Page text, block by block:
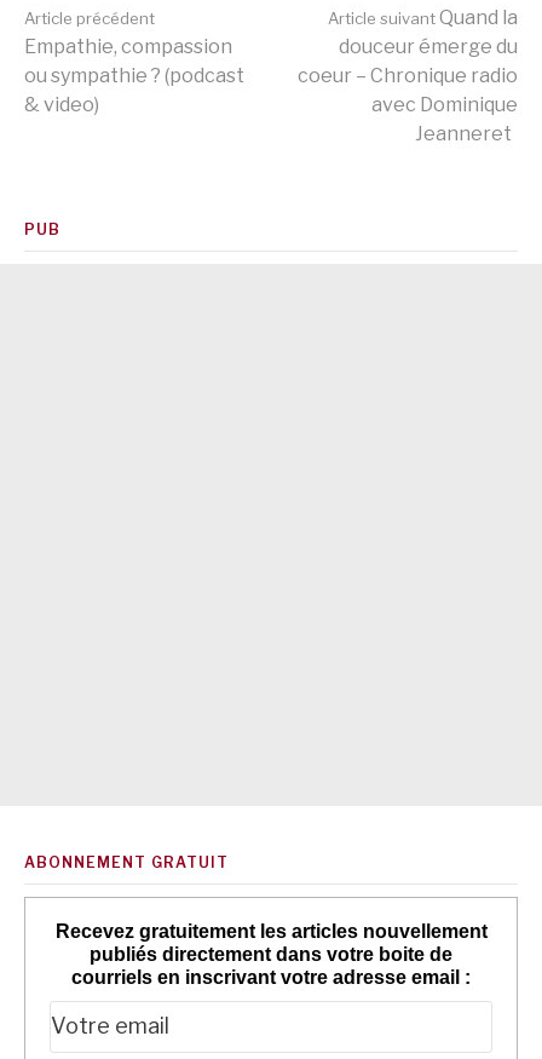
Lire
la
Article précédent
Empathie, compassion
ou sympathie ? (podcast
& video)
Article suivantQuand la
douceur émerge du
coeur – Chronique radio
avec Dominique
Jeanneret
PUB
ABONNEMENT GRATUIT
Recevez gratuitement les articles nouvellement
publiés directement dans votre boite de
courriels en inscrivant votre adresse email :